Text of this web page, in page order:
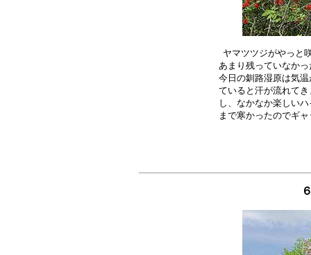
ヤマツツジがやっと
あまり残っていなか
今日の釧路湿原は気
ていると汗が流れて
し、なかなか楽しい